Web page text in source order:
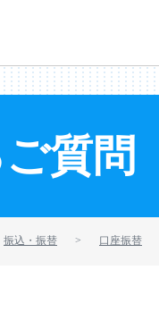
質問
振込・振替 口座振替